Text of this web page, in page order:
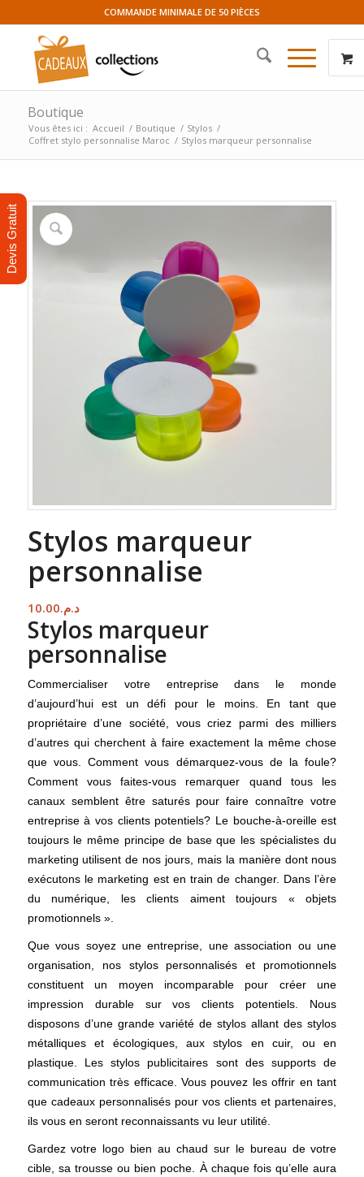
COMMANDE MINIMALE DE 50 PIÈCES
Boutique
Vous êtes ici : Accueil / Boutique / Stylos /
Coffret stylo personnalise Maroc / Stylos marqueur personnalise
Stylos marqueur
personnalise
د.م.10.00
Stylos marqueur
personnalise
Commercialiser votre entreprise dans le monde
d’aujourd’hui est un défi pour le moins. En tant que
propriétaire d’une société, vous criez parmi des milliers
d’autres qui cherchent à faire exactement la même chose
que vous. Comment vous démarquez-vous de la foule?
Comment vous faites-vous remarquer quand tous les
canaux semblent être saturés pour faire connaître votre
entreprise à vos clients potentiels? Le bouche-à-oreille est
toujours le même principe de base que les spécialistes du
marketing utilisent de nos jours, mais la manière dont nous
exécutons le marketing est en train de changer. Dans l’ère
du numérique, les clients aiment toujours « objets
promotionnels ».
Que vous soyez une entreprise, une association ou une
organisation, nos stylos personnalisés et promotionnels
constituent un moyen incomparable pour créer une
impression durable sur vos clients potentiels. Nous
disposons d’une grande variété de stylos allant des stylos
métalliques et écologiques, aux stylos en cuir, ou en
plastique. Les stylos publicitaires sont des supports de
communication très efficace. Vous pouvez les offrir en tant
que cadeaux personnalisés pour vos clients et partenaires,
ils vous en seront reconnaissants vu leur utilité.
Gardez votre logo bien au chaud sur le bureau de votre
cible, sa trousse ou bien poche. À chaque fois qu’elle aura
Devis Gratuit